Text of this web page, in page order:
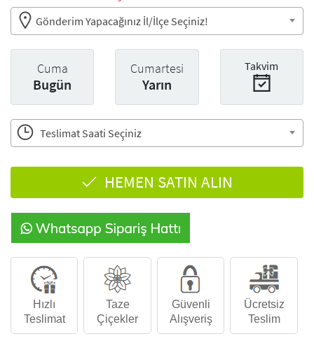
Gönderim Yapacağınız İl/İlçe Seçiniz!
Cuma
Bugün
Cumartesi
Yarın
Takvim
Teslimat Saati Seçiniz
HEMEN SATIN ALIN
Hızlı
Teslimat
Taze
Çiçekler
Güvenli
Alışveriş
Ücretsiz
Teslim